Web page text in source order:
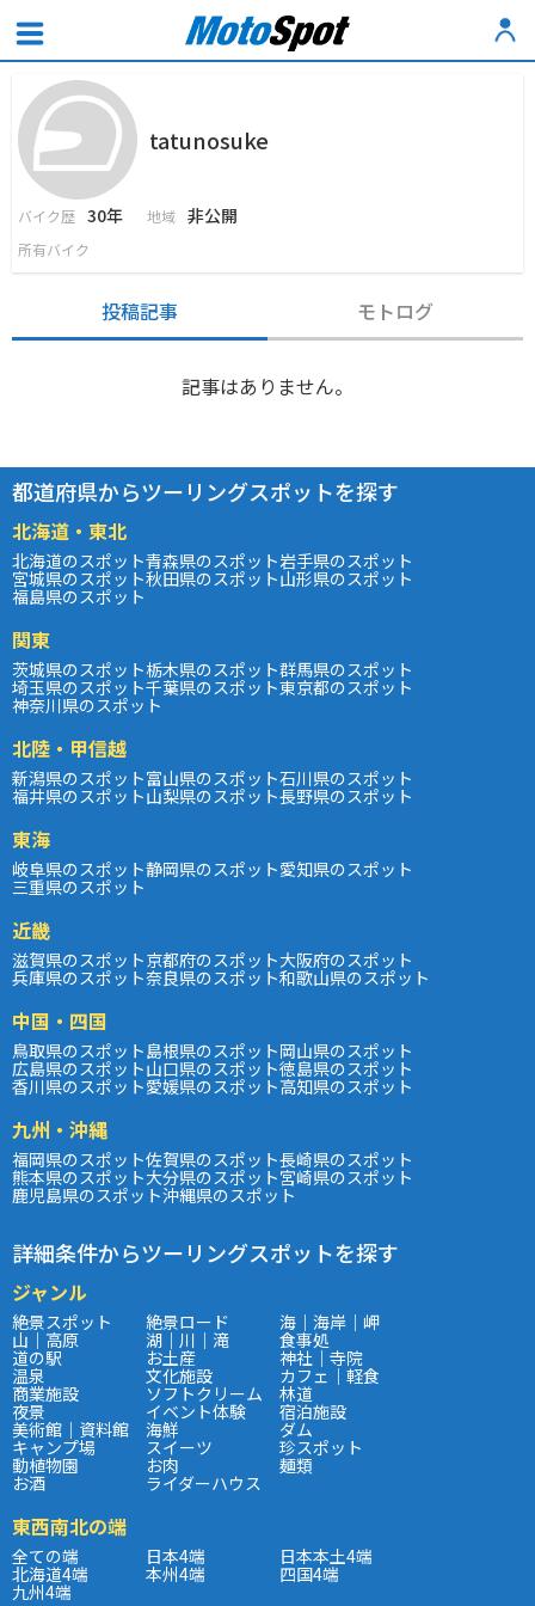
tatunosuke
バイク歴 30年 地域 非公開
所有バイク
投稿記事 モトログ
記事はありません。
都道府県からツーリングスポットを探す
北海道・東北
北海道のスポット青森県のスポット岩手県のスポット
宮城県のスポット秋田県のスポット山形県のスポット
福島県のスポット
関東
茨城県のスポット栃木県のスポット群馬県のスポット
埼玉県のスポット千葉県のスポット東京都のスポット
神奈川県のスポット
北陸・甲信越
新潟県のスポット富山県のスポット石川県のスポット
福井県のスポット山梨県のスポット長野県のスポット
東海
岐阜県のスポット静岡県のスポット愛知県のスポット
三重県のスポット
近畿
滋賀県のスポット京都府のスポット大阪府のスポット
兵庫県のスポット奈良県のスポット和歌山県のスポット
中国・四国
鳥取県のスポット島根県のスポット岡山県のスポット
広島県のスポット山口県のスポット徳島県のスポット
香川県のスポット愛媛県のスポット高知県のスポット
九州・沖縄
福岡県のスポット佐賀県のスポット長崎県のスポット
熊本県のスポット大分県のスポット宮崎県のスポット
鹿児島県のスポット沖縄県のスポット
詳細条件からツーリングスポットを探す
ジャンル
絶景スポット 絶景ロード 海｜海岸｜岬
山｜高原 湖｜川｜滝 食事処
道の駅 お土産 神社｜寺院
温泉 文化施設 カフェ｜軽食
商業施設 ソフトクリーム 林道
夜景 イベント体験 宿泊施設
美術館｜資料館 海鮮 ダム
キャンプ場 スイーツ 珍スポット
動植物園 お肉 麺類
お酒 ライダーハウス
東西南北の端
全ての端 日本4端 日本本土4端
北海道4端 本州4端 四国4端
九州4端